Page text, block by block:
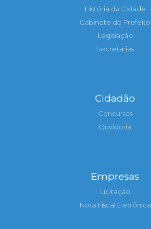
História da Cidade
Gabinete do Prefeito
Legislação
Secretarias
Cidadão
Concursos
Ouvidoria
Empresas
Licitação
Nota Fiscal Eletrônica